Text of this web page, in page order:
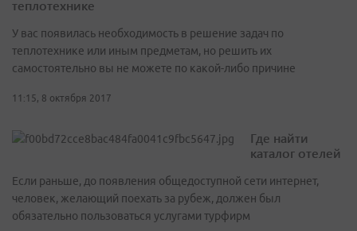
теплотехнике
У вас появилась необходимость в решение задач по
теплотехнике или иным предметам, но решить их
самостоятельно вы не можете по какой-либо причине
11:15, 8 октября 2017
Где найти
каталог отелей
Если раньше, до появления общедоступной сети интернет,
человек, желающий поехать за рубеж, должен был
обязательно пользоваться услугами турфирм